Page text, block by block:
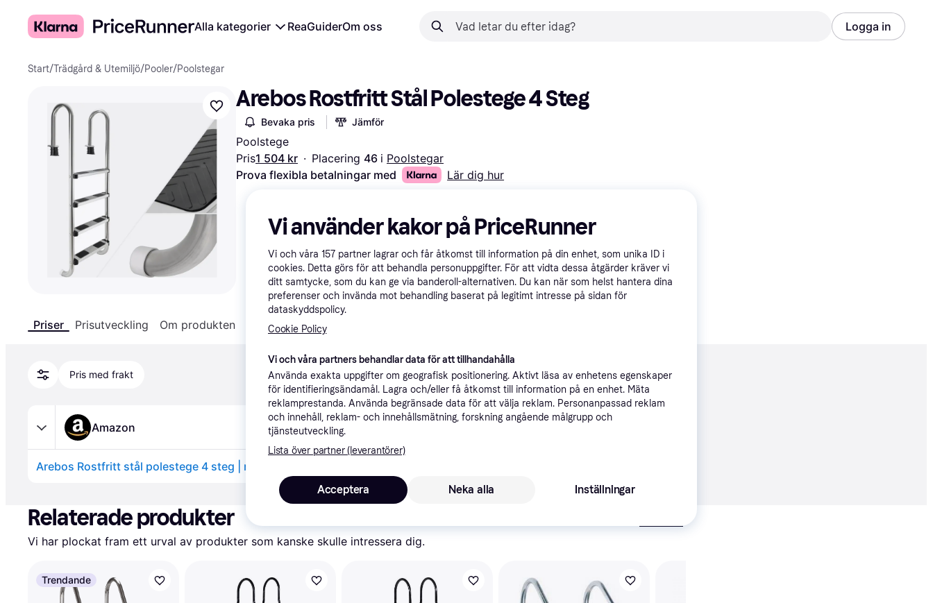
Alla kategorier ReaGuiderOm oss Logga in
Start/Trädgård & Utemiljö/Pooler/Poolstegar
Arebos Rostfritt Stål Polestege 4 Steg
Bevaka pris Jämför
Poolstege
Pris1 504 kr · Placering 46 i Poolstegar
Prova flexibla betalningar med
Lär dig hur
Priser Prisutveckling Om produkten Specifikationer
Pris med frakt Rekommenderad
Amazon
Relaterade produkter
Vi har plockat fram ett urval av produkter som kanske skulle intressera dig.
Trendande
Vi använder kakor på PriceRunner
Vi och våra 157 partner lagrar och får åtkomst till information på din enhet, som unika ID i
cookies. Detta görs för att behandla personuppgifter. För att vidta dessa åtgärder kräver vi
ditt samtycke, som du kan ge via banderoll-alternativen. Du kan när som helst hantera dina
preferenser och invända mot behandling baserat på legitimt intresse på sidan för
dataskyddspolicy.
Cookie Policy
Vi och våra partners behandlar data för att tillhandahålla
Använda exakta uppgifter om geografisk positionering. Aktivt läsa av enhetens egenskaper
för identifieringsändamål. Lagra och/eller få åtkomst till information på en enhet. Mäta
reklamprestanda. Använda begränsade data för att välja reklam. Personanpassad reklam
och innehåll, reklam- och innehållsmätning, forskning angående målgrupp och
tjänsteutveckling.
Lista över partner (leverantörer)
Neka alla
Acceptera Inställningar